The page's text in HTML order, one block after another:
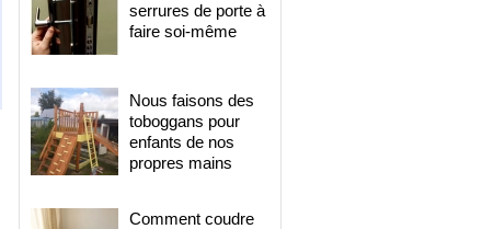
serrures de porte à
faire soi-même
Nous faisons des
toboggans pour
enfants de nos
propres mains
Comment coudre